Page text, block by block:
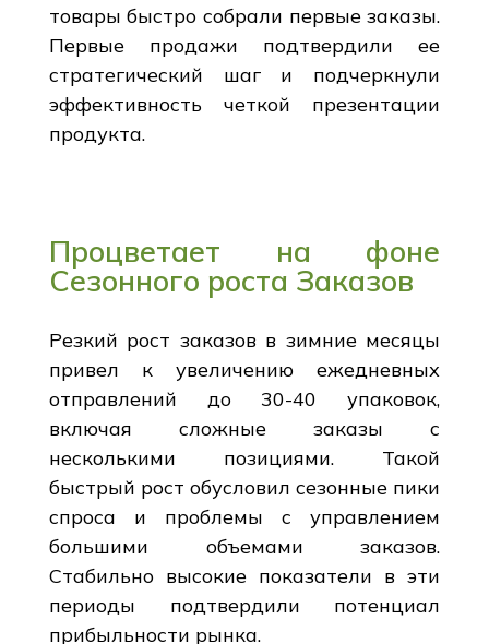
товары быстро собрали первые заказы.
Первые продажи подтвердили ее
стратегический шаг и подчеркнули
эффективность четкой презентации
продукта.
Процветает на фоне
Сезонного роста Заказов
Резкий рост заказов в зимние месяцы
привел к увеличению ежедневных
отправлений до 30-40 упаковок,
включая сложные заказы с
несколькими позициями. Такой
быстрый рост обусловил сезонные пики
спроса и проблемы с управлением
большими объемами заказов.
Стабильно высокие показатели в эти
периоды подтвердили потенциал
прибыльности рынка.